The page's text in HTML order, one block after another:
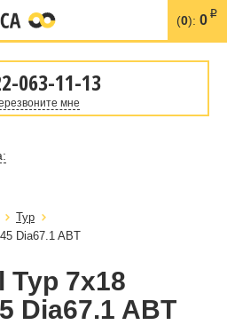
(0): 0 i
063-11-13
мне
Тур
Dia67.1 ABT
Тур 7x18
Dia67.1 ABT